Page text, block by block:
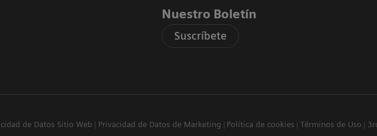
Nuestro Boletín
Suscríbete
de Datos Sitio Web Privacidad de Datos de Marketing Política de cookies Términos de Uso